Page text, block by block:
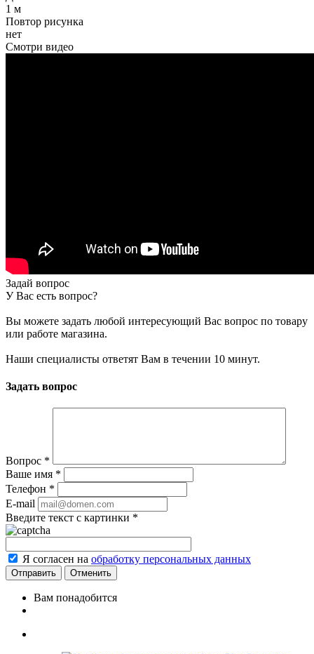
1 м
Повтор рисунка
нет
Смотри видео
Задай вопрос
У Вас есть вопрос?
Вы можете задать любой интересующий Вас вопрос по товару
или работе магазина.
Наши специалисты ответят Вам в течении 10 минут.
Задать вопрос
Вопрос *
Ваше имя *
Телефон *
E-mail
Введите текст с картинки *
Я согласен на обработку персональных данных
Отменить
Вам понадобится